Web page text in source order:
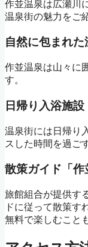
作並温泉は広瀬川
温泉街の魅力をご
自然に包まれた
作並温泉は山々に
す。
日帰り入浴施設
温泉街には日帰り
スした時間を過ご
散策ガイド「作
旅館組合が提供す
ドに従って散策す
無料で楽しむこと